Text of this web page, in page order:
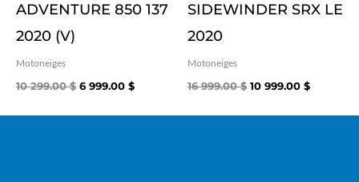
ADVENTURE 850 137
2020 (V)
Motoneiges
10 299.00$ 6 999.00 $
SIDEWINDER SRX LE
2020
Motoneiges
16 999.00$ 10 999.00 $